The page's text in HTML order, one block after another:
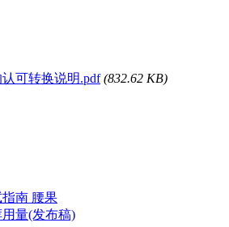
认可转换说明.pdf (832.62 KB)
南 腰果
量(发布稿)